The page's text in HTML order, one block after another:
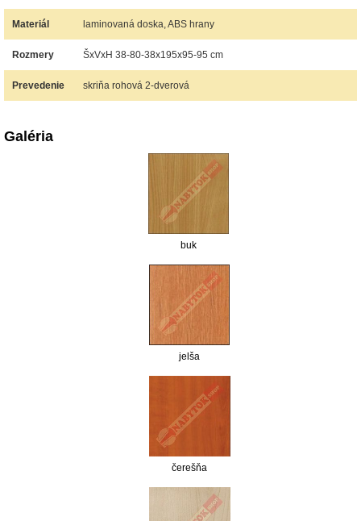
Materiál laminovaná doska, ABS hrany
Rozmery ŠxVxH 38-80-38x195x95-95 cm
Prevedenie skriňa rohová 2-dverová
Galéria
buk
jelša
čerešňa